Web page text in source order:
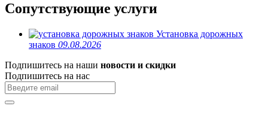
Сопутствующие услуги
Установка дорожных
знаков 09.08.2026
Подпишитесь на наши новости и скидки
Подпишитесь на нас